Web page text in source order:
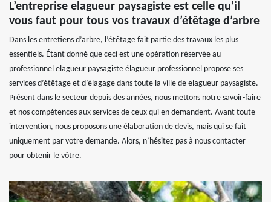
L’entreprise elagueur paysagiste est celle qu’il
vous faut pour tous vos travaux d’étêtage d’arbre
Dans les entretiens d’arbre, l’étêtage fait partie des travaux les plus
essentiels. Étant donné que ceci est une opération réservée au
professionnel elagueur paysagiste élagueur professionnel propose ses
services d’étêtage et d’élagage dans toute la ville de elagueur paysagiste.
Présent dans le secteur depuis des années, nous mettons notre savoir-faire
et nos compétences aux services de ceux qui en demandent. Avant toute
intervention, nous proposons une élaboration de devis, mais qui se fait
uniquement par votre demande. Alors, n’hésitez pas à nous contacter
pour obtenir le vôtre.